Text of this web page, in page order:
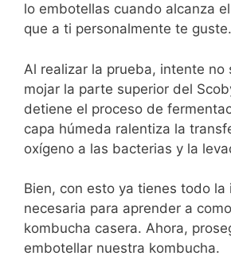
lo embotellas cuando alcanza
que a ti personalmente te guste.
Al realizar la prueba, intente no
mojar la parte superior del
detiene el proceso de
capa húmeda ralentiza la
oxígeno a las bacterias y la
Bien, con esto ya tienes todo la
necesaria para aprender a
kombucha casera. Ahora,
embotellar nuestra kombucha.